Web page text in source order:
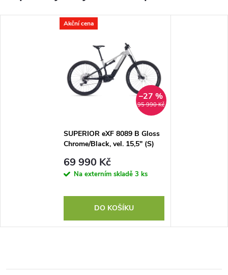
Akční cena
95 990 Kč
–27 %
SUPERIOR eXF 8089 B Gloss
Chrome/Black, vel. 15,5" (S)
69 990 Kč
Na externím skladě 3 ks
DO KOŠÍKU